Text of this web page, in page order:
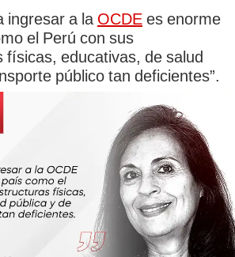
ingresar a la OCDE es enorme
el Perú con sus
físicas, educativas, de salud
público tan deficientes”.